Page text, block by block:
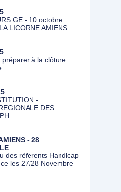
GE - 10 octobre
LICORNE AMIENS
préparer à la clôture
-
DES
- 28
des référents Handicap
les 27/28 Novembre